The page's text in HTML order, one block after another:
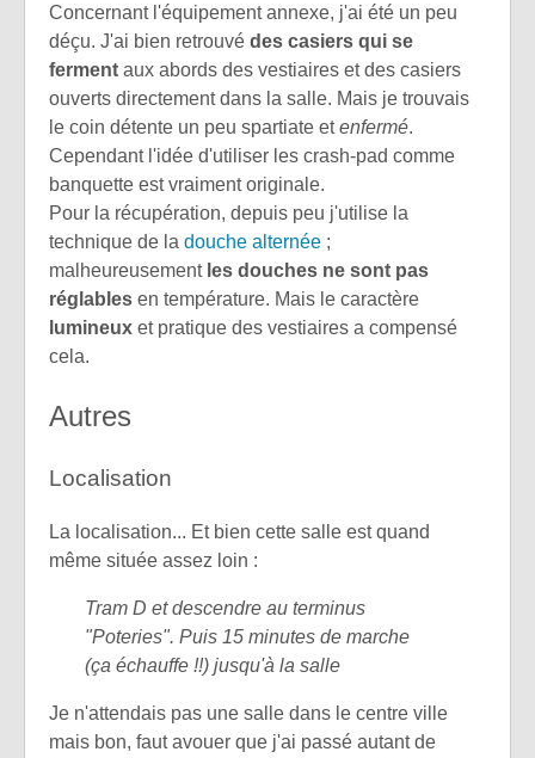
Concernant l'équipement annexe, j'ai été un peu
déçu. J'ai bien retrouvé des casiers qui se
ferment aux abords des vestiaires et des casiers
ouverts directement dans la salle. Mais je trouvais
le coin détente un peu spartiate etenfermé.
Cependant l'idée d'utiliser les crash-pad comme
banquette est vraiment originale.
Pour la récupération, depuis peu j'utilise la
technique de la douche alternée ;
malheureusement les douches ne sont pas
réglables en température. Mais le caractère
lumineux et pratique des vestiaires a compensé
cela.
Autres
Localisation
La localisation... Et bien cette salle est quand
même située assez loin :
Tram D et descendre au terminus
"Poteries". Puis 15 minutes de marche
(ça échauffe !!) jusqu'à la salle
Je n'attendais pas une salle dans le centre ville
mais bon, faut avouer que j'ai passé autant de